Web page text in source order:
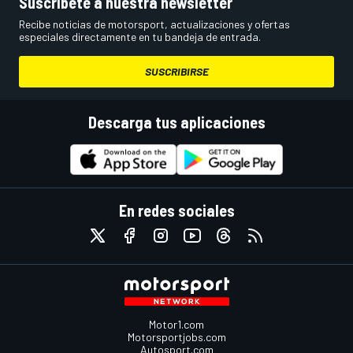
Recibe noticias de motorsport, actualizaciones y ofertas
especiales directamente en tu bandeja de entrada.
SUSCRIBIRSE
Descarga tus aplicaciones
En redes sociales
Motor1.com
Motorsportjobs.com
Autosport.com